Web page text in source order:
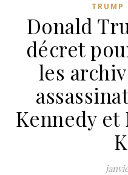
TRUMP
Donald
décret
les
Kennedy